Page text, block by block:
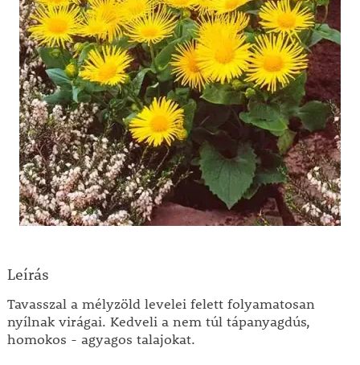
Leírás
Tavasszal a mélyzöld levelei felett folyamatosan
nyílnak virágai. Kedveli a nem túl tápanyagdús,
homokos - agyagos talajokat.